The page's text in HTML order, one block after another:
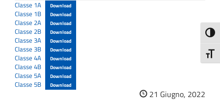
Classe 1A Download
Classe 1B Download
Classe 2A Download
Classe 2B Download
Classe 3A Download
Classe 3B Download
Classe 4A Download
Classe 4B Download
Classe 5A Download
Classe 5B Download
21 Giugno, 2022